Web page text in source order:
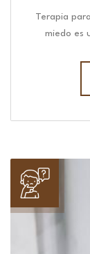
Terapia
miedo es